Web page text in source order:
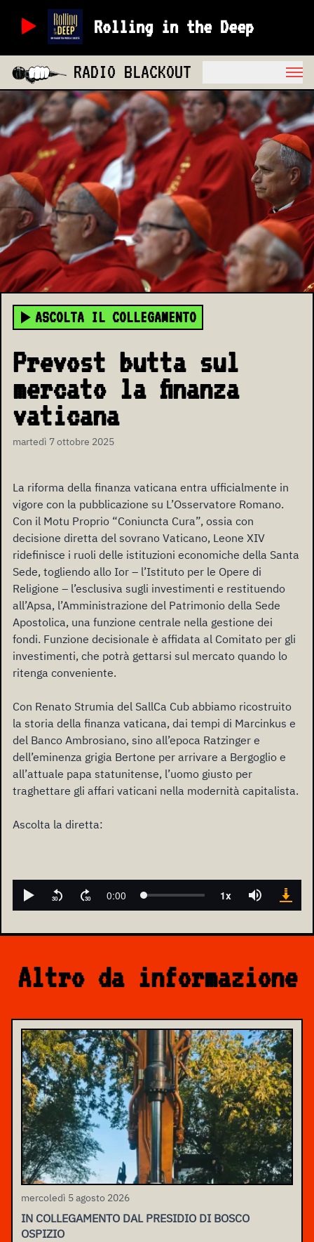
Rolling in the Deep
RADIO BLACKOUT
ASCOLTA IL COLLEGAMENTO
Prevost butta sul
mercato la finanza
vaticana
martedì 7 ottobre 2025
La riforma della finanza vaticana entra ufficialmente in
vigore con la pubblicazione su L’Osservatore Romano.
Con il Motu Proprio “Coniuncta Cura”, ossia con
decisione diretta del sovrano Vaticano, Leone XIV
ridefinisce i ruoli delle istituzioni economiche della Santa
Sede, togliendo allo Ior – l’Istituto per le Opere di
Religione – l’esclusiva sugli investimenti e restituendo
all’Apsa, l’Amministrazione del Patrimonio della Sede
Apostolica, una funzione centrale nella gestione dei
fondi. Funzione decisionale è affidata al Comitato per gli
investimenti, che potrà gettarsi sul mercato quando lo
ritenga conveniente.
Con Renato Strumia del SallCa Cub abbiamo ricostruito
la storia della finanza vaticana, dai tempi di Marcinkus e
del Banco Ambrosiano, sino all’epoca Ratzinger e
dell’eminenza grigia Bertone per arrivare a Bergoglio e
all’attuale papa statunitense, l’uomo giusto per
traghettare gli affari vaticani nella modernità capitalista.
Ascolta la diretta:
Altro da informazione
mercoledì 5 agosto 2026
IN COLLEGAMENTO DAL PRESIDIO DI BOSCO
OSPIZIO